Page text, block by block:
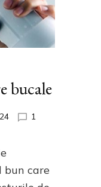
bucale
1
bun care